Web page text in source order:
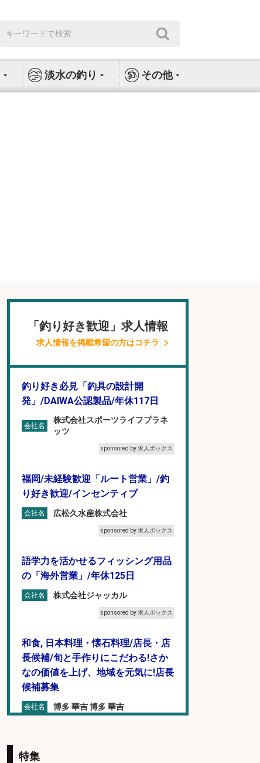
索:
淡水の釣り その他
「釣り好き歓迎」求人情報
求人情報を掲載希望の方はコチラ
釣り好き必見「釣具の設計開
発」/DAIWA公認製品/年休117日
会社名
株式会社スポーツライフプラネ
ッツ
sponsored by 求人ボックス
福岡/未経験歓迎「ルート営業」/釣
り好き歓迎/インセンティブ
会社名 広松久水産株式会社
sponsored by 求人ボックス
語学力を活かせるフィッシング用品
の「海外営業」/年休125日
会社名 株式会社ジャッカル
sponsored by 求人ボックス
和食, 日本料理・懐石料理/店長・店
長候補/旬と手作りにこだわる!さか
なの価値を上げ、地域を元気に!店長
候補募集
会社名 博多 華吉 博多 華吉
オキアミをはじめとする釣り餌の
特集